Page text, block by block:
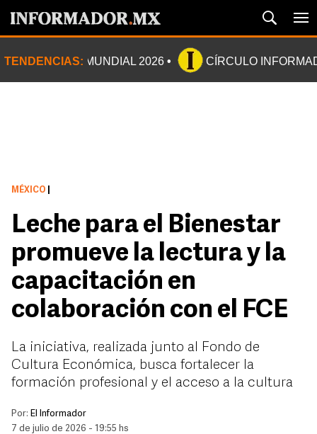
TENDENCIAS: MUNDIAL 2026 CÍRCULO
MÉXICO
Leche para el Bienestar
promueve la lectura y la
capacitación en
colaboración con el FCE
La iniciativa, realizada junto al Fondo de
Cultura Económica, busca fortalecer la
formación profesional y el acceso a la cultura
Por: El Informador
7 de julio de 2026 - 19:55 hs